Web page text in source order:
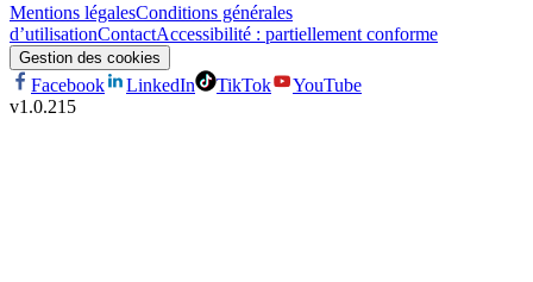
Mentions légalesConditions générales
d’utilisationContactAccessibilité : partiellement conforme
Gestion des cookies
Facebook LinkedIn TikTok
YouTube
v1.0.215